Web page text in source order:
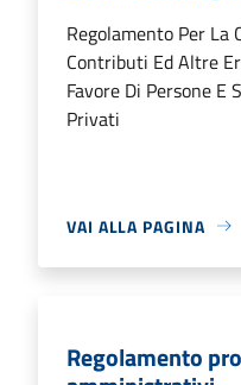
Regolamento Per La
Contributi Ed Altre
Favore Di Persone E
Privati
VAI ALLA PAGINA
Regolamento